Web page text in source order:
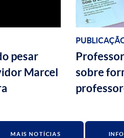
pesar
Marcel
sobre
MAIS NOTÍCIAS